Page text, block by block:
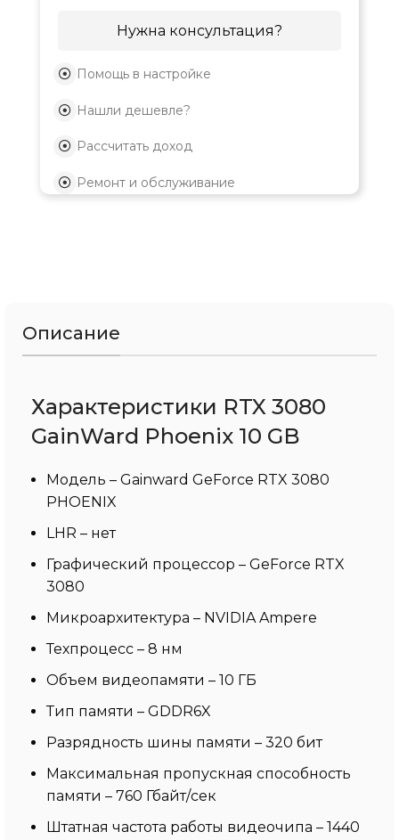
Нужна консультация?
Помощь в настройке
Нашли дешевле?
Рассчитать доход
Ремонт и обслуживание
Описание
Характеристики RTX 3080
GainWard Phoenix 10 GB
Модель – Gainward GeForce RTX 3080
PHOENIX
LHR – нет
Графический процессор – GeForce RTX
3080
Микроархитектура – NVIDIA Ampere
Техпроцесс – 8 нм
Объем видеопамяти – 10 ГБ
Тип памяти – GDDR6X
Разрядность шины памяти – 320 бит
Максимальная пропускная способность
памяти – 760 Гбайт/сек
Штатная частота работы видеочипа – 1440